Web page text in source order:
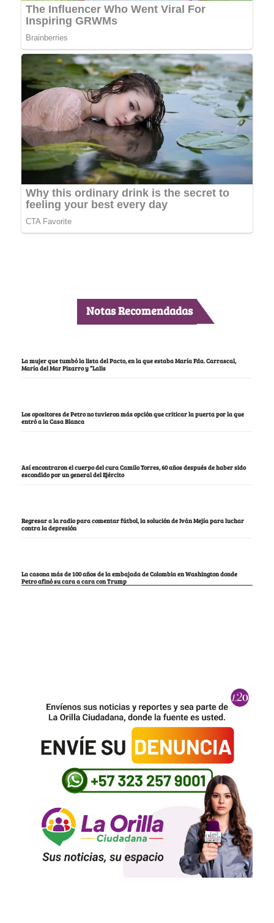
Notas Recomendadas
La mujer que tumbó la lista del Pacto, en la que estaba María Fda. Carrascal,
María del Mar Pizarro y “Lalis
Los opositores de Petro no tuvieron más opción que criticar la puerta por la que
entró a la Casa Blanca
Así encontraron el cuerpo del cura Camilo Torres, 60 años después de haber sido
escondido por un general del Ejército
Regresar a la radio para comentar fútbol, la solución de Iván Mejía para luchar
contra la depresión
La casona más de 100 años de la embajada de Colombia en Washington donde
Petro afinó su cara a cara con Trump